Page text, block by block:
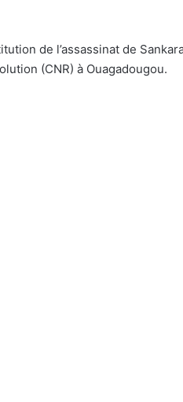
de l’assassinat de
(CNR) à Ouagadougou.